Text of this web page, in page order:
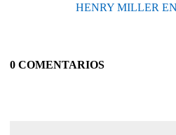
HENRY MILLER
0 COMENTARIOS